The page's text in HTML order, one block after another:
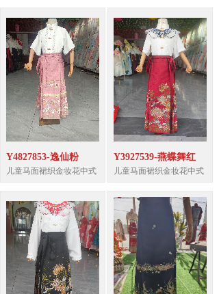
Y4827853-逸仙粉
儿童马面裙织金妆花中式
Y3927539-燕蝶舞红
儿童马面裙织金妆花中式